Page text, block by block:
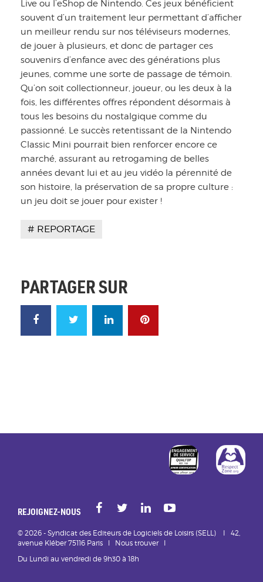
Live ou l’eShop de Nintendo. Ces jeux bénéficient
souvent d’un traitement leur permettant d’afficher
un meilleur rendu sur nos téléviseurs modernes,
de jouer à plusieurs, et donc de partager ces
souvenirs d’enfance avec des générations plus
jeunes, comme une sorte de passage de témoin.
Qu’on soit collectionneur, joueur, ou les deux à la
fois, les différentes offres répondent désormais à
tous les besoins du nostalgique comme du
passionné. Le succès retentissant de la Nintendo
Classic Mini pourrait bien renforcer encore ce
marché, assurant au retrogaming de belles
années devant lui et au jeu vidéo la pérennité de
son histoire, la préservation de sa propre culture :
un jeu doit se jouer pour exister !
REPORTAGE
PARTAGER SUR
FACEBOOK TWITTER LINKEDIN
http://
REJOIGNEZ-NOUS
© 2026 - Syndicat des Editeurs de Logiciels de Loisirs (SELL) I 42,
avenue Kléber 75116 Paris l Nous trouverI
Du Lundi au vendredi de 9h30 à 18h